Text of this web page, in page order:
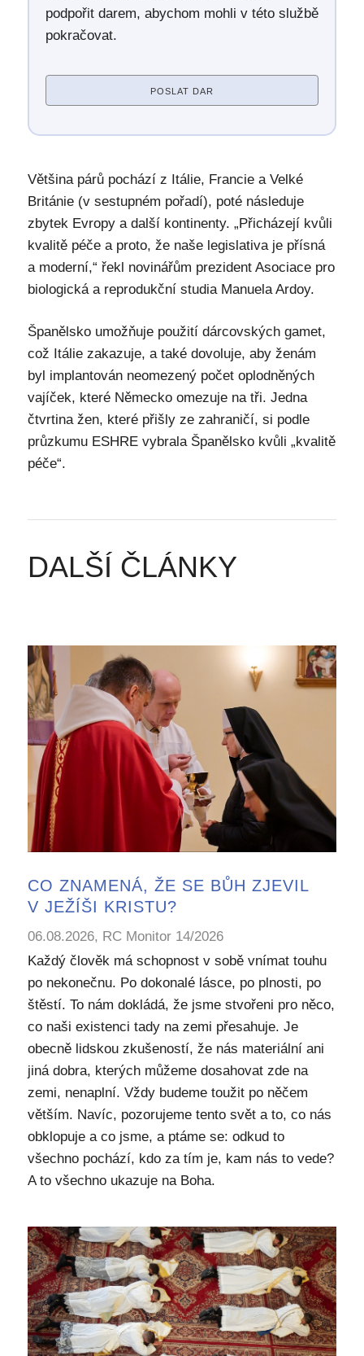
podpořit darem, abychom mohli v této službě
pokračovat.
POSLAT DAR
Většina párů pochází z Itálie, Francie a Velké
Británie (v sestupném pořadí), poté následuje
zbytek Evropy a další kontinenty. „Přicházejí kvůli
kvalitě péče a proto, že naše legislativa je přísná
a moderní,“ řekl novinářům prezident Asociace pro
biologická a reprodukční studia Manuela Ardoy.
Španělsko umožňuje použití dárcovských gamet,
což Itálie zakazuje, a také dovoluje, aby ženám
byl implantován neomezený počet oplodněných
vajíček, které Německo omezuje na tři. Jedna
čtvrtina žen, které přišly ze zahraničí, si podle
průzkumu ESHRE vybrala Španělsko kvůli „kvalitě
péče“.
DALŠÍ ČLÁNKY
CO ZNAMENÁ, ŽE SE BŮH ZJEVIL
V JEŽÍŠI KRISTU?
06.08.2026, RC Monitor 14/2026
Každý člověk má schopnost v sobě vnímat touhu
po nekonečnu. Po dokonalé lásce, po plnosti, po
štěstí. To nám dokládá, že jsme stvořeni pro něco,
co naši existenci tady na zemi přesahuje. Je
obecně lidskou zkušeností, že nás materiální ani
jiná dobra, kterých můžeme dosahovat zde na
zemi, nenaplní. Vždy budeme toužit po něčem
větším. Navíc, pozorujeme tento svět a to, co nás
obklopuje a co jsme, a ptáme se: odkud to
všechno pochází, kdo za tím je, kam nás to vede?
A to všechno ukazuje na Boha.